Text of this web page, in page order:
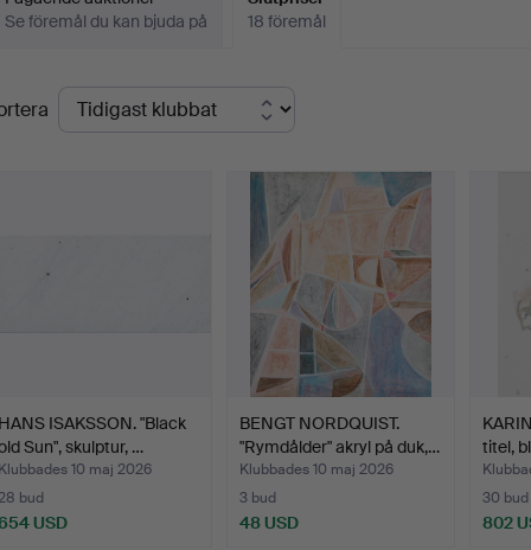
Se föremål du kan bjuda på
18 föremål
ISAKSSON. "Black
Sun", skulptur, …
10 maj 2026
bud
USD
BENGT NORDQUIST.
"Rymdålder" akryl på duk,…
Klubbades 10 maj 2026
3 bud
48 USD
titel,
30 bud
802